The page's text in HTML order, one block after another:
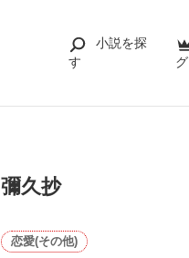
小説を探
す
グ
彌久抄
恋愛(その他)